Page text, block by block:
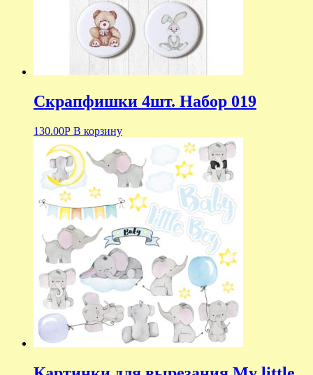
Скрапфишки 4шт. Набор 019
130.00Р В корзину